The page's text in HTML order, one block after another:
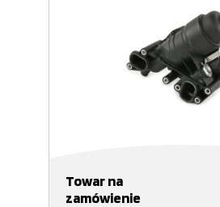
Towar na
zamówienie